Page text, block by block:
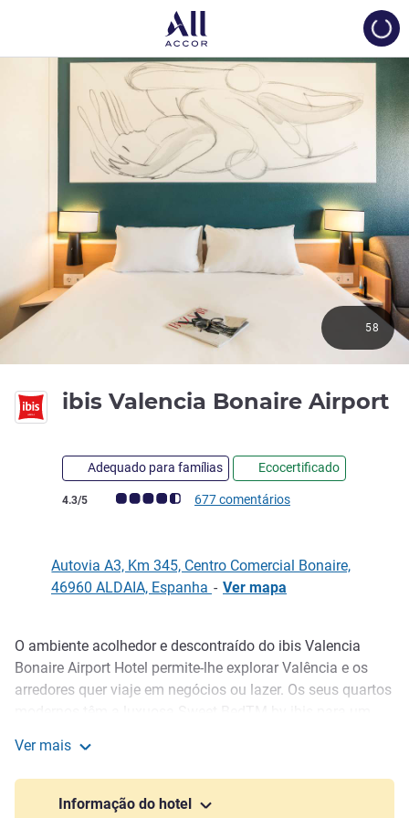
ibis Valencia Bonaire Airport
Adequado para famílias Ecocertificado
Nota clientes Avis (Classificação ALL)
4.3/5 677 comentários
58
Autovia A3, Km 345, Centro Comercial Bonaire,
46960 ALDAIA, Espanha - Ver mapa
Descrição
O ambiente acolhedor e descontraído do ibis Valencia
Bonaire Airport Hotel permite-lhe explorar Valência e os
arredores quer viaje em negócios ou lazer. Os seus quartos
do aeroporto e a 10 km do centro da cidade, tem um
restaurante e bar com um terraço aberto 24 horas, além de
uma área de jogos de tabuleiro para as crianças.
Ver mais
Informação do hotel